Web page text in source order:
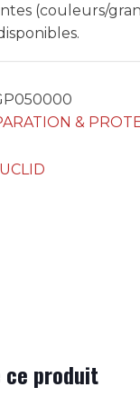
(couleurs/
&
ce produit